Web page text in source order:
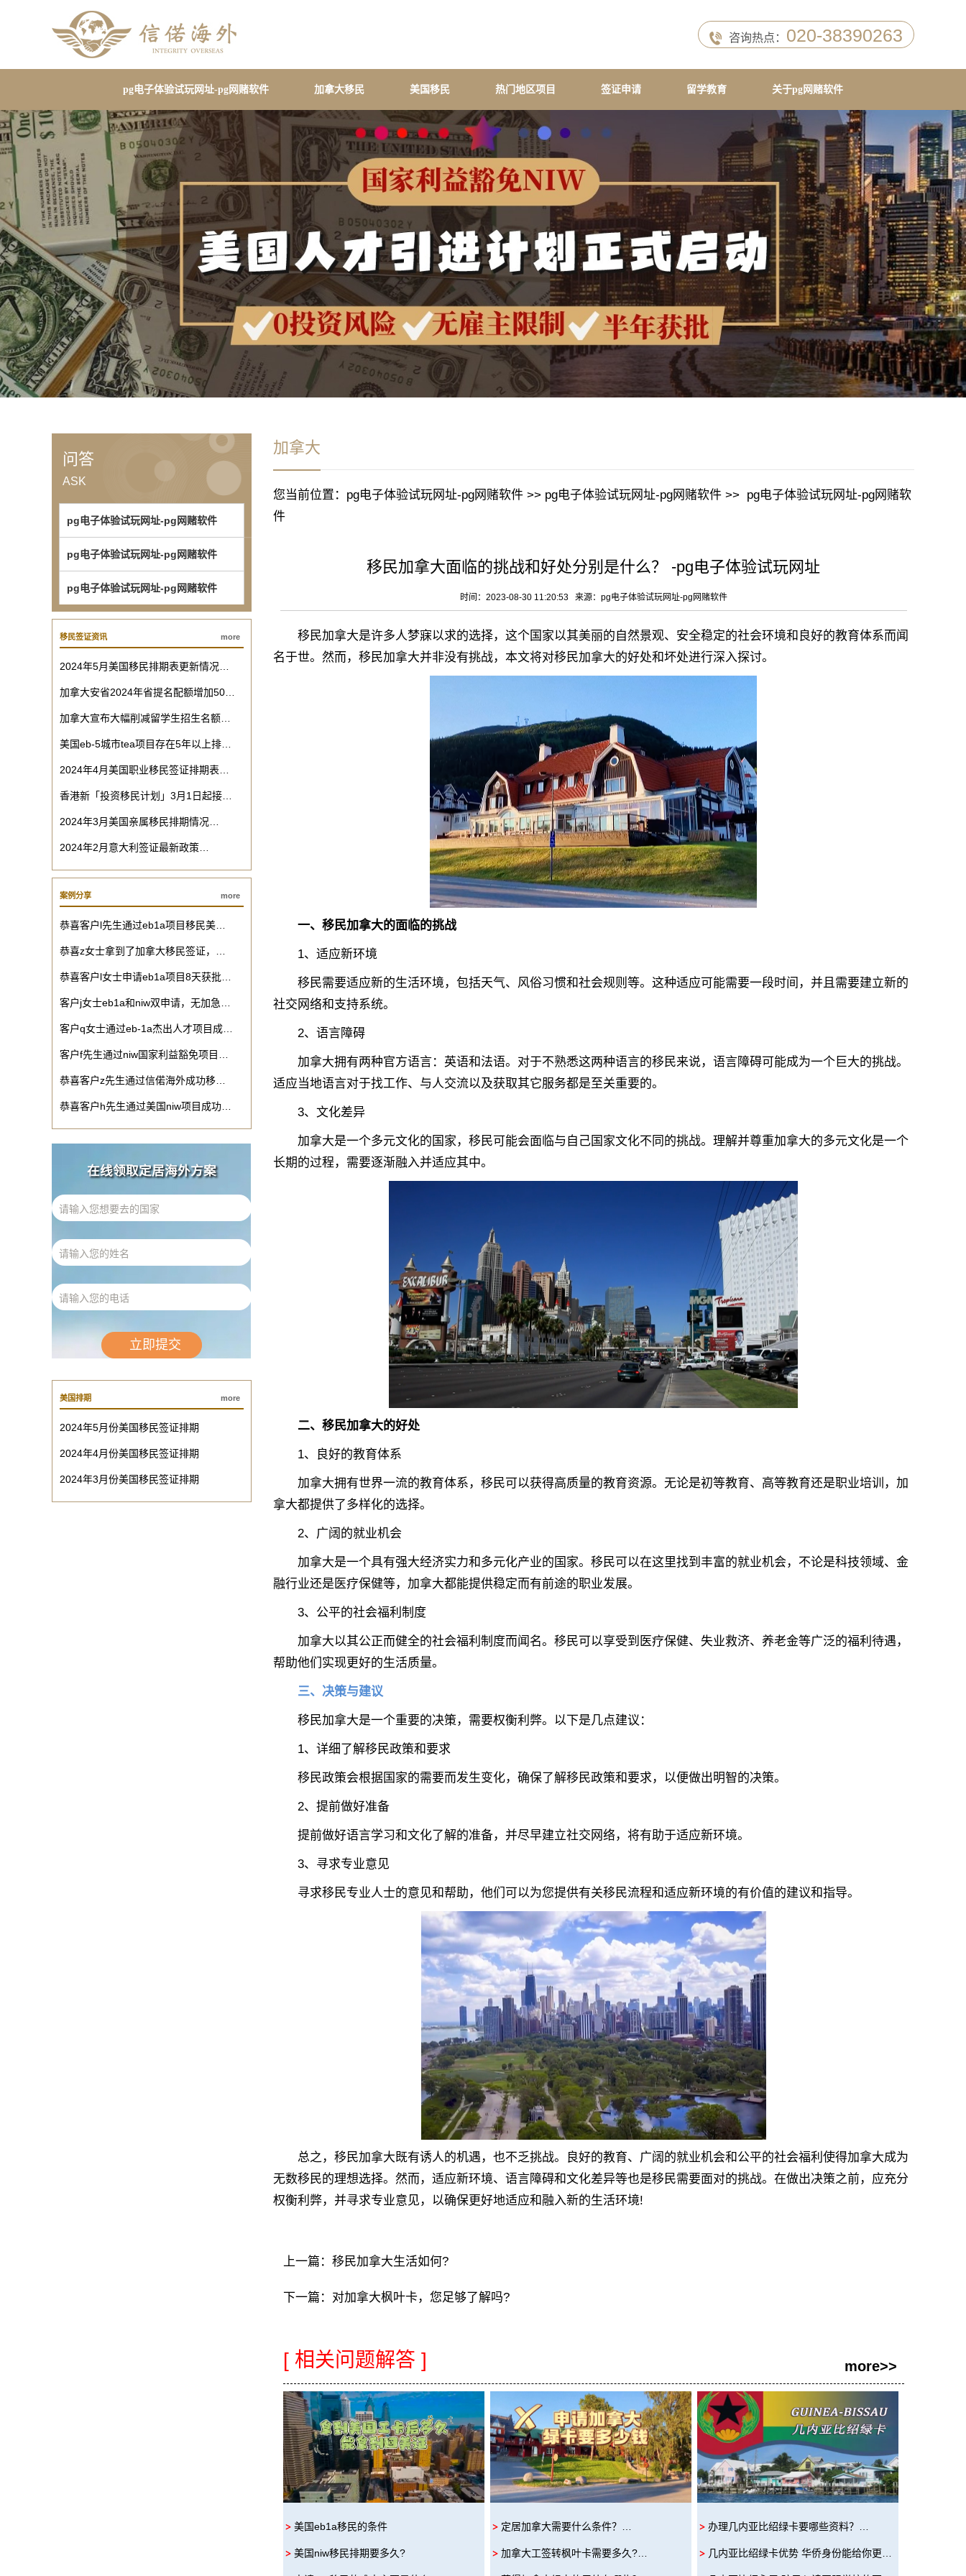
咨询热点： 020-38390263
pg电子体验试玩网址-pg网赌软件 加拿大移民 美国移民 热门地区项目 签证申请 留学教育 关于pg网赌软件
问答
ASK
pg电子体验试玩网址-pg网赌软件
pg电子体验试玩网址-pg网赌软件
pg电子体验试玩网址-pg网赌软件
移民签证资讯 more
2024年5月美国移民排期表更新情况…
加拿大安省2024年省提名配额增加50…
加拿大宣布大幅削减留学生招生名额…
美国eb-5城市tea项目存在5年以上排…
2024年4月美国职业移民签证排期表…
香港新「投资移民计划」3月1日起接…
2024年3月美国亲属移民排期情况…
2024年2月意大利签证最新政策…
案例分享 more
恭喜客户l先生通过eb1a项目移民美…
恭喜z女士拿到了加拿大移民签证，…
恭喜客户l女士申请eb1a项目8天获批…
客户j女士eb1a和niw双申请，无加急…
客户q女士通过eb-1a杰出人才项目成…
客户f先生通过niw国家利益豁免项目…
恭喜客户z先生通过信偌海外成功移…
恭喜客户h先生通过美国niw项目成功…
在线领取定居海外方案
美国排期 more
2024年5月份美国移民签证排期
2024年4月份美国移民签证排期
2024年3月份美国移民签证排期
加拿大
您当前位置： pg电子体验试玩网址-pg网赌软件>> pg电子体验试玩网址-pg网赌软件>> pg电子体验试玩网址-pg网赌软
件
移民加拿大面临的挑战和好处分别是什么？ -pg电子体验试玩网址
时间：2023-08-30 11:20:53 来源： pg电子体验试玩网址-pg网赌软件
移民加拿大是许多人梦寐以求的选择，这个国家以其美丽的自然景观、安全稳定的社会环境和良好的教育体系而闻
名于世。然而，移民加拿大并非没有挑战，本文将对移民加拿大的好处和坏处进行深入探讨。
一、移民加拿大的面临的挑战
1、适应新环境
移民需要适应新的生活环境，包括天气、风俗习惯和社会规则等。这种适应可能需要一段时间，并且需要建立新的
社交网络和支持系统。
2、语言障碍
加拿大拥有两种官方语言：英语和法语。对于不熟悉这两种语言的移民来说，语言障碍可能成为一个巨大的挑战。
适应当地语言对于找工作、与人交流以及获取其它服务都是至关重要的。
3、文化差异
加拿大是一个多元文化的国家，移民可能会面临与自己国家文化不同的挑战。理解并尊重加拿大的多元文化是一个
长期的过程，需要逐渐融入并适应其中。
二、移民加拿大的好处
1、良好的教育体系
加拿大拥有世界一流的教育体系，移民可以获得高质量的教育资源。无论是初等教育、高等教育还是职业培训，加
拿大都提供了多样化的选择。
2、广阔的就业机会
加拿大是一个具有强大经济实力和多元化产业的国家。移民可以在这里找到丰富的就业机会，不论是科技领域、金
融行业还是医疗保健等，加拿大都能提供稳定而有前途的职业发展。
3、公平的社会福利制度
加拿大以其公正而健全的社会福利制度而闻名。移民可以享受到医疗保健、失业救济、养老金等广泛的福利待遇，
帮助他们实现更好的生活质量。
三、决策与建议
移民加拿大是一个重要的决策，需要权衡利弊。以下是几点建议：
1、详细了解移民政策和要求
移民政策会根据国家的需要而发生变化，确保了解移民政策和要求，以便做出明智的决策。
2、提前做好准备
提前做好语言学习和文化了解的准备，并尽早建立社交网络，将有助于适应新环境。
3、寻求专业意见
寻求移民专业人士的意见和帮助，他们可以为您提供有关移民流程和适应新环境的有价值的建议和指导。
总之， 移民加拿大既有诱人的机遇，也不乏挑战。良好的教育、广阔的就业机会和公平的社会福利使得加拿大成为
无数移民的理想选择。然而，适应新环境、语言障碍和文化差异等也是移民需要面对的挑战。在做出决策之前，应充分
权衡利弊，并寻求专业意见，以确保更好地适应和融入新的生活环境!
上一篇： 移民加拿大生活如何?
下一篇： 对加拿大枫叶卡，您足够了解吗?
[ 相关问题解答 ] more>>
美国eb1a移民的条件
美国niw移民排期要多久?
定居加拿大需要什么条件？…
加拿大工签转枫叶卡需要多久?…
办理几内亚比绍绿卡要哪些资料？…
几内亚比绍绿卡优势 华侨身份能给你更…